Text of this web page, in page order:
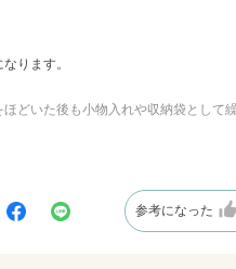
ります。
どいた後も小物入れや収納袋として
参考になった